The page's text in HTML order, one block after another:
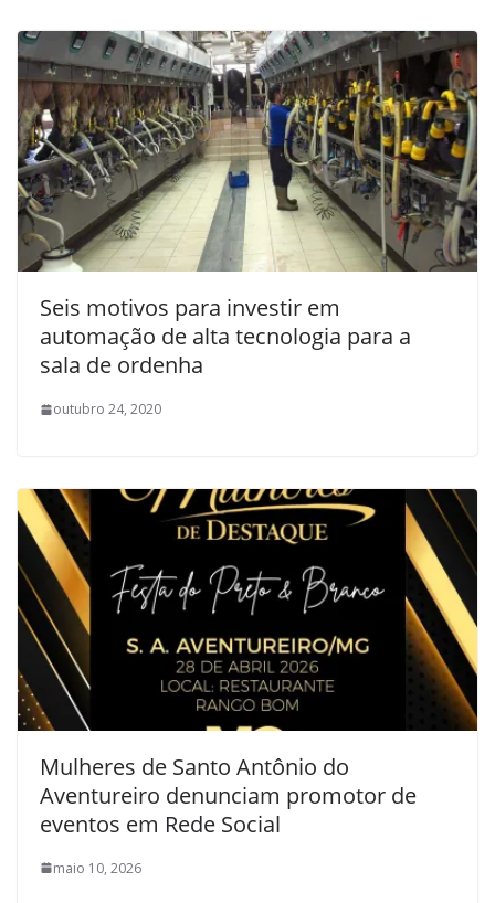
Seis motivos para investir em
automação de alta tecnologia para a
sala de ordenha
outubro 24, 2020
Mulheres de Santo Antônio do
Aventureiro denunciam promotor de
eventos em Rede Social
maio 10, 2026